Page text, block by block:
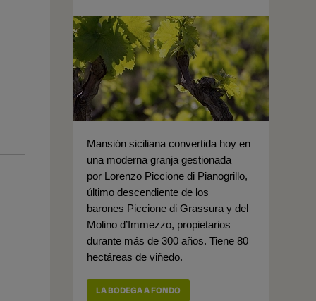
Mansión siciliana convertida hoy en
una moderna granja gestionada
por Lorenzo Piccione di Pianogrillo,
último descendiente de los
barones Piccione di Grassura y del
Molino d’Immezzo, propietarios
durante más de 300 años. Tiene 80
hectáreas de viñedo.
LA BODEGA A FONDO